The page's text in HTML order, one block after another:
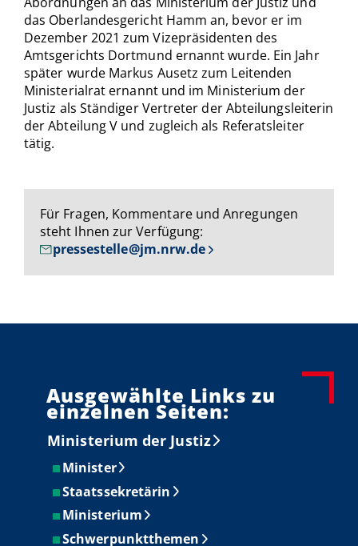
das Oberlandesgericht Hamm an, bevor er im
Dezember 2021 zum Vizepräsidenten des
Amtsgerichts Dortmund ernannt wurde. Ein Jahr
später wurde Markus Ausetz zum Leitenden
Ministerialrat ernannt und im Ministerium der
Justiz als Ständiger Vertreter der Abteilungsleiterin
der Abteilung V und zugleich als Referatsleiter
tätig.
Für Fragen, Kommentare und Anregungen
steht Ihnen zur Verfügung:
pressestelle@jm.nrw.de
Ausgewählte Links zu
einzelnen Seiten:
Ministerium der Justiz
Minister
Staatssekretärin
Ministerium
Schwerpunktthemen